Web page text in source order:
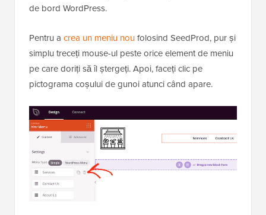
de bord WordPress.
Pentru a crea un meniu noufolosind SeedProd, pur și
simplu treceți mouse-ul peste orice element de meniu
pe care doriți să îl ștergeți. Apoi, faceți clic pe
pictograma coșului de gunoi atunci când apare.